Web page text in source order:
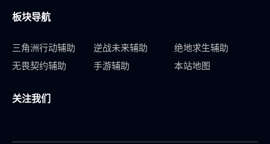
板块导航
三角洲行动辅助 逆战未来辅助
绝地求生辅助
无畏契约辅助
手游辅助 本站地图
关注我们